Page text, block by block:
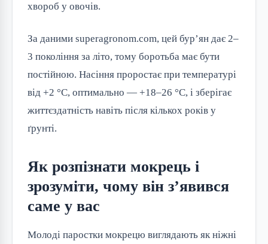
хвороб у овочів.
За даними superagronom.com, цей бур’ян дає 2–
3 покоління за літо, тому боротьба має бути
постійною. Насіння проростає при температурі
від +2 °C, оптимально — +18–26 °C, і зберігає
життєздатність навіть після кількох років у
ґрунті.
Як розпізнати мокрець і
зрозуміти, чому він з’явився
саме у вас
Молоді паростки мокрецю виглядають як ніжні